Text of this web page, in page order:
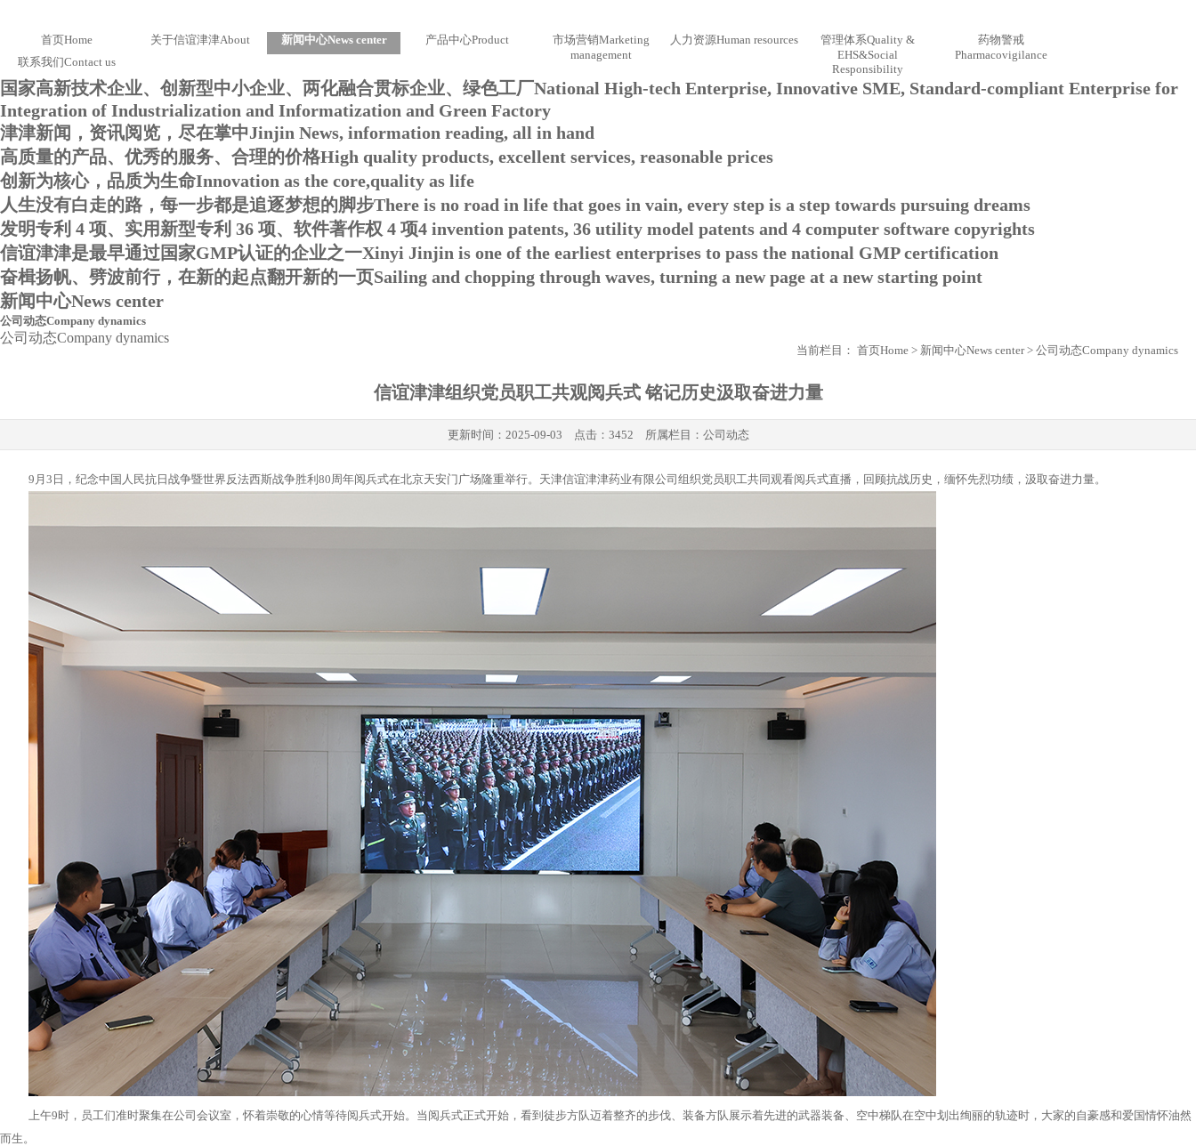
首页Home 关于信谊津津About 新闻中心News center 产品中心Product 市场营销Marketing
management
人力资源Human resources 管理体系Quality &
EHS&Social
Responsibility
药物警戒
Pharmacovigilance
联系我们Contact us
国家高新技术企业、创新型中小企业、两化融合贯标企业、绿色工厂National High-tech Enterprise, Innovative SME, Standard-compliant Enterprise for
Integration of Industrialization and Informatization and Green Factory
津津新闻，资讯阅览，尽在掌中Jinjin News, information reading, all in hand
高质量的产品、优秀的服务、合理的价格High quality products, excellent services, reasonable prices
创新为核心，品质为生命Innovation as the core,quality as life
人生没有白走的路，每一步都是追逐梦想的脚步There is no road in life that goes in vain, every step is a step towards pursuing dreams
发明专利 4 项、实用新型专利 36 项、软件著作权 4 项4 invention patents, 36 utility model patents and 4 computer software copyrights
信谊津津是最早通过国家GMP认证的企业之一Xinyi Jinjin is one of the earliest enterprises to pass the national GMP certification
奋楫扬帆、劈波前行，在新的起点翻开新的一页Sailing and chopping through waves, turning a new page at a new starting point
新闻中心News center
公司动态Company dynamics
公司动态Company dynamics
当前栏目： 首页Home > 新闻中心News center> 公司动态Company dynamics
信谊津津组织党员职工共观阅兵式 铭记历史汲取奋进力量
更新时间： 2025-09-03 点击：3452 所属栏目： 公司动态
9月3日，纪念中国人民抗日战争暨世界反法西斯战争胜利80周年阅兵式在北京天安门广场隆重举行。天津信谊津津药业有限公司组织党员职工共同观看阅兵式直播，回顾抗战历史，缅怀先烈功绩，汲取奋进力量。
上午9时，员工们准时聚集在公司会议室，怀着崇敬的心情等待阅兵式开始。当阅兵式正式开始，看到徒步方队迈着整齐的步伐、装备方队展示着先进的武器装备、空中梯队在空中划出绚丽的轨迹时，大家的自豪感和爱国情怀油然
而生。